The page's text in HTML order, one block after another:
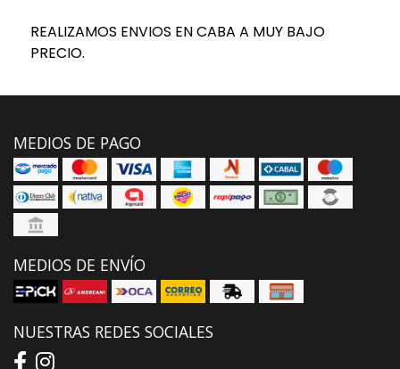
REALIZAMOS ENVIOS EN CABA A MUY BAJO
PRECIO.
MEDIOS DE PAGO
MEDIOS DE ENVÍO
NUESTRAS REDES SOCIALES